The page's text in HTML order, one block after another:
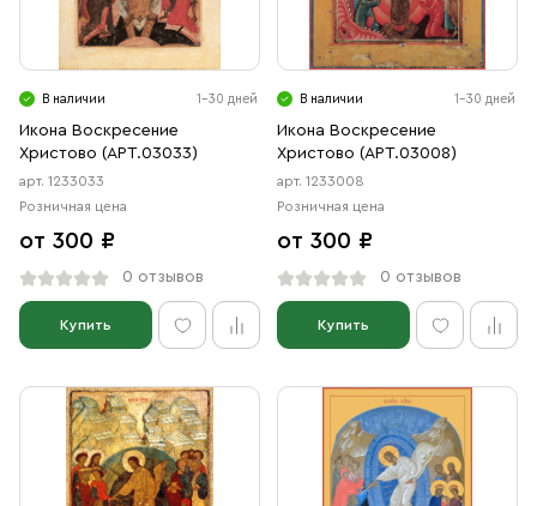
В наличии 1-30 дней
Икона Воскресение
Христово (АРТ.03033)
арт. 1233033
Розничная цена
от 300 ₽
0 отзывов
Купить
В наличии 1-30 дней
Икона Воскресение
Христово (АРТ.03008)
арт. 1233008
Розничная цена
от 300 ₽
0 отзывов
Купить